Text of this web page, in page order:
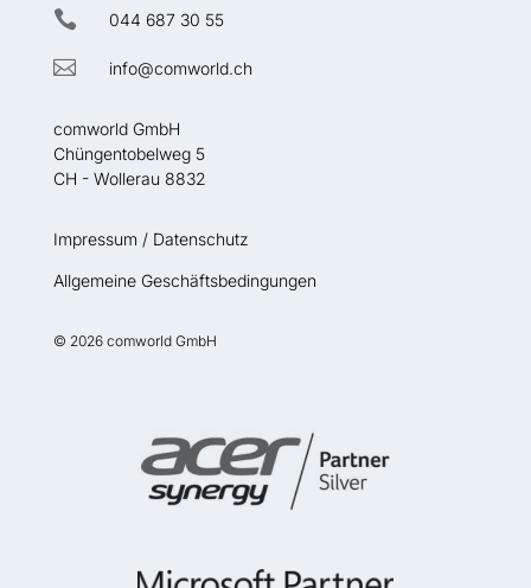
 044 687 30 55
 info@comworld.ch
comworld GmbH
Chüngentobelweg 5
CH - Wollerau 8832
Impressum / Datenschutz
Allgemeine Geschäftsbedingungen
© 2026 comworld GmbH